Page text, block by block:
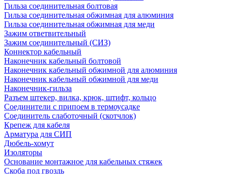
Гильза соединительная болтовая
Гильза соединительная обжимная для алюминия
Гильза соединительная обжимная для меди
Зажим ответвительный
Зажим соединительный (СИЗ)
Коннектор кабельный
Наконечник кабельный болтовой
Наконечник кабельный обжимной для алюминия
Наконечник кабельный обжимной для меди
Наконечник-гильза
Разъем штекер, вилка, крюк, штифт, кольцо
Соединители с припоем в термоусадке
Соединитель слаботочный (скотчлок)
Крепеж для кабеля
Арматура для СИП
Дюбель-хомут
Изоляторы
Основание монтажное для кабельных стяжек
Скоба под гвоздь